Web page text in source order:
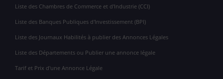
Liste des Chambres de Commerce et d'Industrie (CCI)
Liste des Banques Publiques d'Investissement (BPI)
Liste des Journaux Habilités à publier des Annonces Légales
Liste des Départements ou Publier une annonce légale
Tarif et Prix d'une Annonce Légale